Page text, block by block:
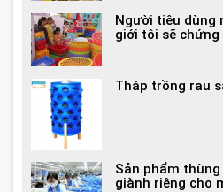
Người tiêu dùng
giới tôi sẽ
Tháp trồng rau
Sản phẩm
giành riêng cho